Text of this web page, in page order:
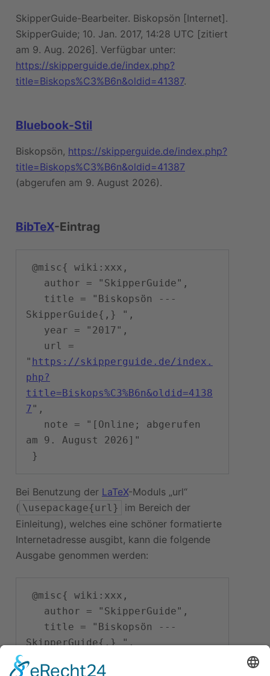
SkipperGuide-Bearbeiter. Biskopsön [Internet].
SkipperGuide; 10. Jan. 2017, 14:28 UTC [zitiert
am 9. Aug. 2026]. Verfügbar unter:
https://skipperguide.de/index.php?
title=Biskops%C3%B6n&oldid=41387.
Bluebook-Stil
Biskopsön, https://skipperguide.de/index.php?
title=Biskops%C3%B6n&oldid=41387
(abgerufen am 9. August 2026).
BibTeX-Eintrag
SkipperGuide{,} ",
" https://skipperguide.de/index.
php?
title=Biskops%C3%B6n&oldid=4138
7",
am 9. August 2026]"
Bei Benutzung der LaTeX-Moduls „url“
( \usepackage{url}
im Bereich der
Einleitung), welches eine schöner formatierte
Internetadresse ausgibt, kann die folgende
Ausgabe genommen werden:
SkipperGuide{,} ",
   year = "2017",